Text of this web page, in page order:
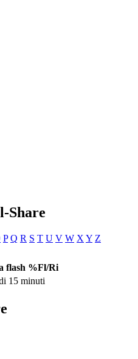
Share
P Q R S T U V W X Y Z
flash %Fl/Ri
15 minuti